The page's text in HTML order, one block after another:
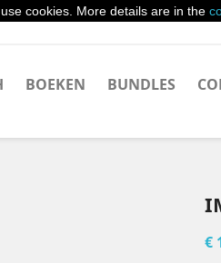
BOEKEN BUNDLES
€
cookies. More details are in the